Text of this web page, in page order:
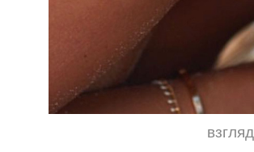
взгляд